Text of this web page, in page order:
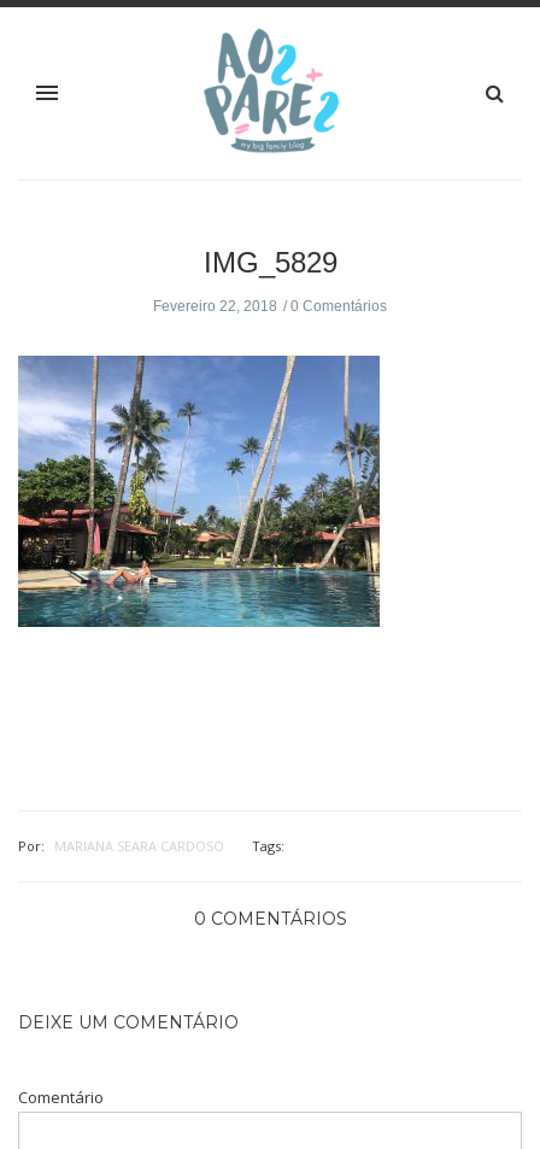
IMG_5829
Fevereiro 22, 2018 0 Comentários
Por: MARIANA SEARA CARDOSO Tags:
0 COMENTÁRIOS
DEIXE UM COMENTÁRIO
Comentário